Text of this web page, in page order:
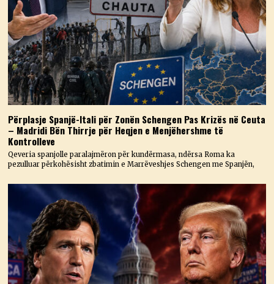
Përplasje Spanjë-Itali për Zonën Schengen Pas Krizës në Ceuta
– Madridi Bën Thirrje për Heqjen e Menjëhershme të
Kontrolleve
Qeveria spanjolle paralajmëron për kundërmasa, ndërsa Roma ka
pezulluar përkohësisht zbatimin e Marrëveshjes Schengen me Spanjën,